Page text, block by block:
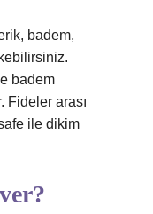
badem,
badem
Fideler arası
ile dikim